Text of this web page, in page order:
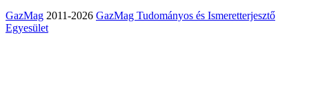
GazMag 2011-2026 GazMag Tudományos és Ismeretterjesztő
Egyesület